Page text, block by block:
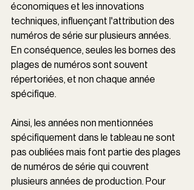
économiques et les innovations
techniques, influençant l'attribution des
numéros de série sur plusieurs années.
En conséquence, seules les bornes des
plages de numéros sont souvent
répertoriées, et non chaque année
spécifique.
Ainsi, les années non mentionnées
spécifiquement dans le tableau ne sont
pas oubliées mais font partie des plages
de numéros de série qui couvrent
plusieurs années de production. Pour